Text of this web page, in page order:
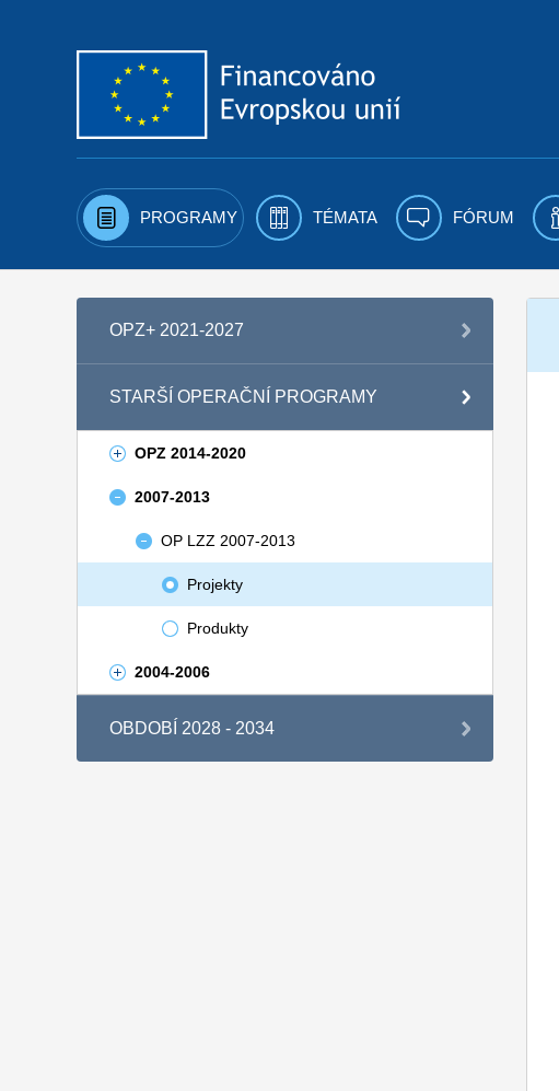
PROGRAMY TÉMATA FÓRUM
OPZ+ 2021-2027
STARŠÍ OPERAČNÍ PROGRAMY
OPZ 2014-2020
2007-2013
OP LZZ 2007-2013
Projekty
Produkty
2004-2006
OBDOBÍ 2028 - 2034